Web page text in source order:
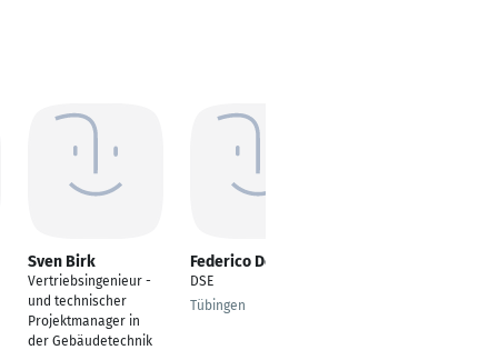
Sven Birk
Vertriebsingenieur -
und technischer
Projektmanager in
der Gebäudetechnik
Federico Decortes
DSE
Tübingen